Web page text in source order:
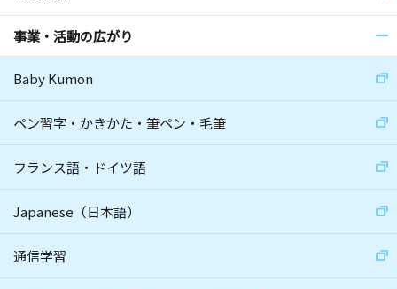
事業・活動の広がり
Baby Kumon
ペン習字・かきかた・筆ペン・毛筆
フランス語・ドイツ語
Japanese（日本語）
通信学習